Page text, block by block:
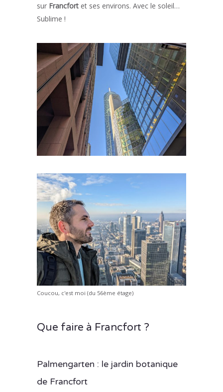
sur Francfort et ses environs. Avec le soleil…
Sublime !
Coucou, c'est moi (du 56ème étage)
Que faire à Francfort ?
Palmengarten : le jardin botanique
de Francfort